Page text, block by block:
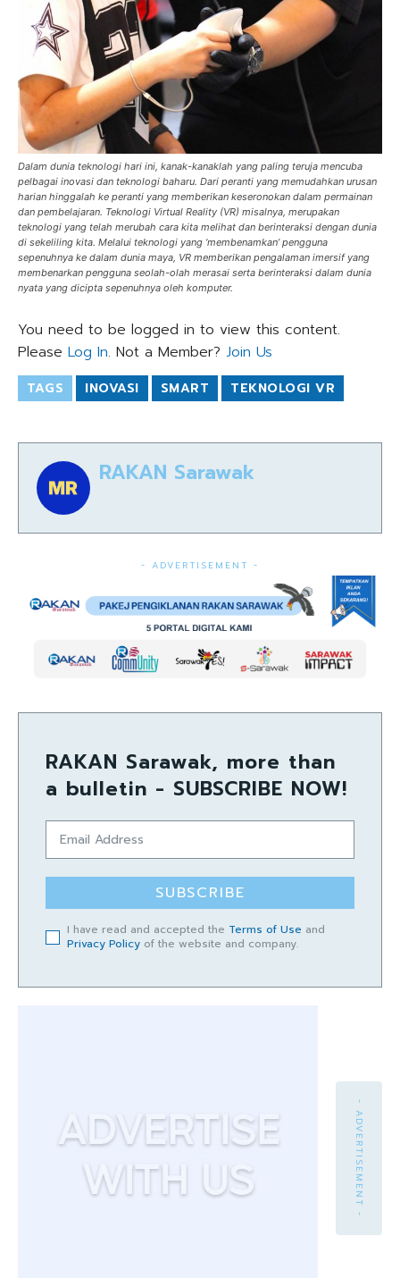
Dalam dunia teknologi hari ini, kanak-kanaklah yang paling teruja mencuba
pelbagai inovasi dan teknologi baharu. Dari peranti yang memudahkan urusan
harian hinggalah ke peranti yang memberikan keseronokan dalam permainan
dan pembelajaran. Teknologi Virtual Reality (VR) misalnya, merupakan
teknologi yang telah merubah cara kita melihat dan berinteraksi dengan dunia
di sekeliling kita. Melalui teknologi yang ‘membenamkan’ pengguna
sepenuhnya ke dalam dunia maya, VR memberikan pengalaman imersif yang
membenarkan pengguna seolah-olah merasai serta berinteraksi dalam dunia
nyata yang dicipta sepenuhnya oleh komputer.
You need to be logged in to view this content.
Please Log In. Not a Member? Join Us
TAGS INOVASI SMART TEKNOLOGI VR
RAKAN Sarawak
- ADVERTISEMENT -
RAKAN Sarawak, more than
a bulletin - SUBSCRIBE NOW!
SUBSCRIBE
I have read and accepted the Terms of Use and
Privacy Policy of the website and company.
- ADVERTISEMENT -